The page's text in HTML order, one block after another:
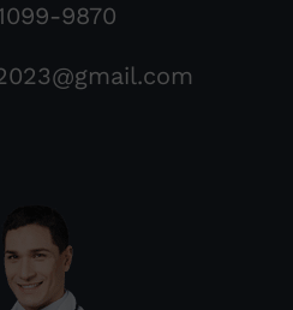
9870